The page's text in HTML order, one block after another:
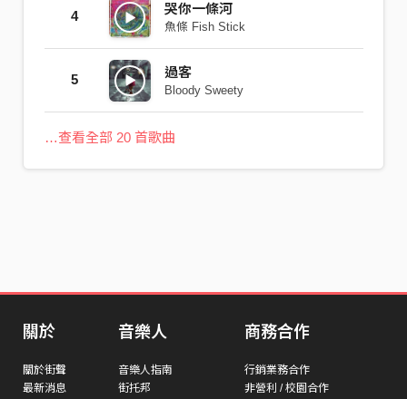
4 哭你一條河
魚條 Fish Stick
5 過客
Bloody Sweety
…查看全部 20 首歌曲
關於
關於街聲
最新消息
音樂人
音樂人指南
街托邦
商務合作
行銷業務合作
非營利 / 校園合作